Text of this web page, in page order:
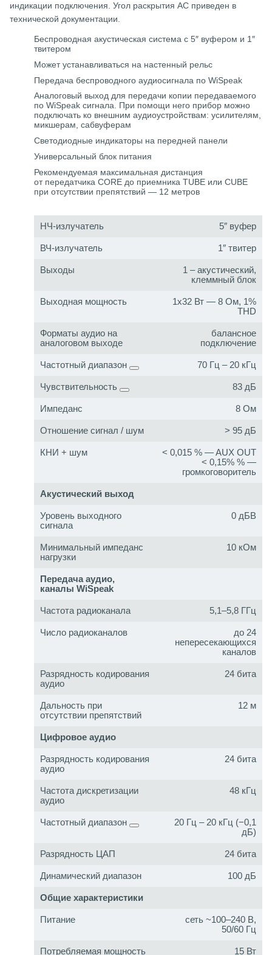
индикации подключения. Угол раскрытия АС приведен в
технической документации.
Беспроводная акустическая система с 5″ вуфером и 1″
твитером
Может устанавливаться на настенный рельс
Передача беспроводного аудиосигнала по WiSpeak
Аналоговый выход для передачи копии передаваемого
по WiSpeak сигнала. При помощи него прибор можно
подключать ко внешним аудиоустройствам: усилителям,
микшерам, сабвуферам
Светодиодные индикаторы на передней панели
Универсальный блок питания
Рекомендуемая максимальная дистанция
от передатчика CORE до приемника TUBE или CUBE
при отсутствии препятствий — 12 метров
НЧ-излучатель 5″ вуфер
ВЧ-излучатель 1″ твитер
Выходы
1 – акустический,
клеммный блок
Выходная мощность
1x32 Вт — 8 Ом, 1%
THD
Форматы аудио на
аналоговом выходе
балансное
подключение
Частотный диапазон 70 Гц – 20 кГц
Чувствительность 83 дБ
Импеданс 8 Ом
Отношение сигнал / шум > 95 дБ
КНИ + шум
< 0,015 % — AUX OUT
< 0,15% % —
громкоговоритель
Акустический выход
Уровень выходного
сигнала
0 дБВ
Минимальный импеданс
нагрузки
10 кОм
Передача аудио,
каналы WiSpeak
Частота радиоканала 5,1–5,8 ГГц
Число радиоканалов
до 24
непересекающихся
каналов
Разрядность кодирования
аудио
24 бита
Дальность при
отсутствии препятствий
12 м
Цифровое аудио
Разрядность кодирования
аудио
24 бита
Частота дискретизации
аудио
48 кГц
Частотный диапазон
20 Гц – 20 кГц (−0,1
дБ)
Разрядность ЦАП 24 бита
Динамический диапазон 100 дБ
Общие характеристики
Питание
сеть ~100–240 В,
50/60 Гц
Потребляемая мощность 15 Вт